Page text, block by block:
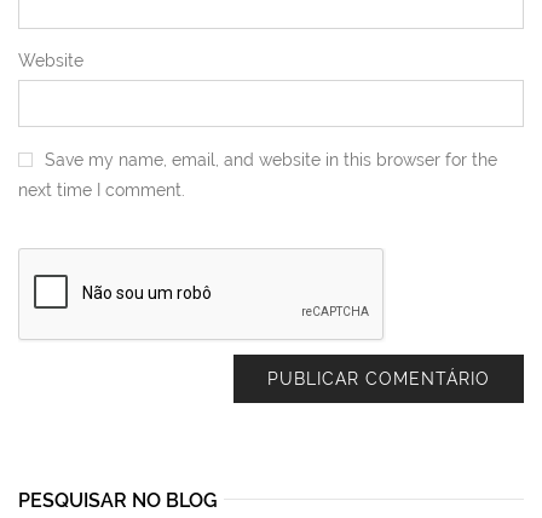
Website
Save my name, email, and website in this browser for the
next time I comment.
PESQUISAR NO BLOG